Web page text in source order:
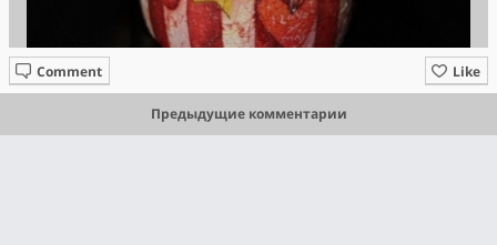
Like
Comment
Предыдущие комментарии